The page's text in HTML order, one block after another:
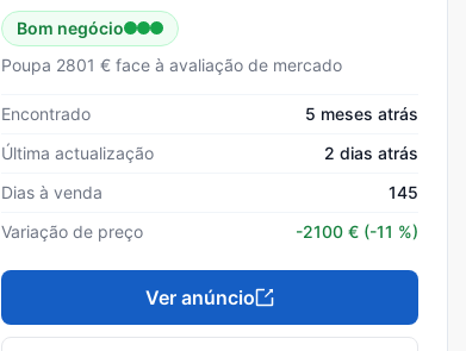
Bom negócio
Poupa 2801 € face à avaliação de mercado
Encontrado
5 meses atrás
Última actualização
2 dias atrás
Dias à venda
145
Variação de preço
-2100 € (-11 %)
Ver anúncio